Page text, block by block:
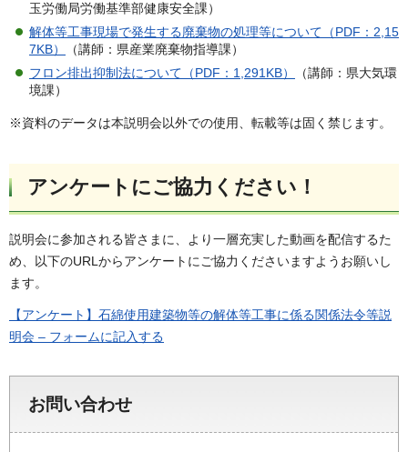
玉労働局労働基準部健康安全課）
解体等工事現場で発生する廃棄物の処理等について（PDF：2,15
7KB）
（講師：県産業廃棄物指導課）
フロン排出抑制法について（PDF：1,291KB）
（講師：県大気環
境課）
※資料のデータは本説明会以外での使用、転載等は固く禁じます。
アンケートにご協力ください！
説明会に参加される皆さまに、より一層充実した動画を配信するた
め、以下のURLからアンケートにご協力くださいますようお願いし
ます。
【アンケート】石綿使用建築物等の解体等工事に係る関係法令等説
明会 – フォーム​に記入する
お問い合わせ